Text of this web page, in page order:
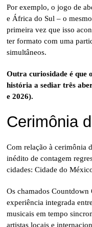
Por exemplo, o jogo de
e África do Sul – o
primeira vez que isso
ter formato com uma
simultâneos.
Outra curiosidade é que
história a sediar três
e 2026).
Cerimônia
Com relação à cerimônia
inédito de contagem
cidades: Cidade do
Os chamados
experiência integrada
musicais em tempo
artistas locais e